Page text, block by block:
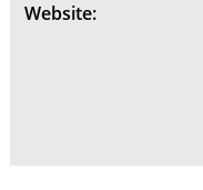
Website: